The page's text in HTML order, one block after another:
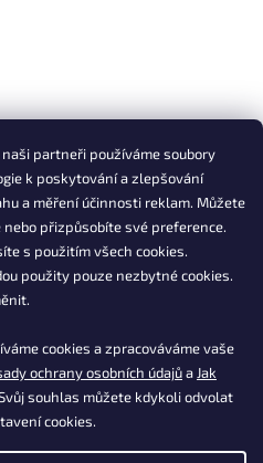
partneři používáme soubory
k poskytování a zlepšování
a měření účinnosti reklam. Můžete
přizpůsobíte své preference.
s použitím všech cookies.
použity pouze nezbytné cookies.
cookies a zpracováváme vaše
ochrany osobních údajůa Jak
souhlas můžete kdykoli odvolat
cookies.